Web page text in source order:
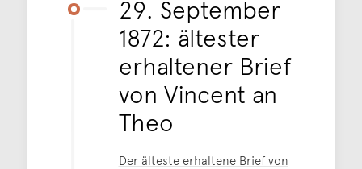
29. September
1872: ältester
erhaltener Brief
von Vincent an
Theo
Der älteste erhaltene Brief von